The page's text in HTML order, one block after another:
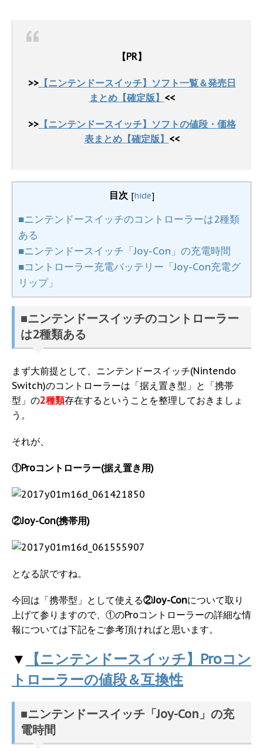
【PR】
>>【ニンテンドースイッチ】ソフト一覧＆発売日
まとめ【確定版】 <<
>>【ニンテンドースイッチ】ソフトの値段・価格
表まとめ【確定版】 <<
目次 [hide]
■ニンテンドースイッチのコントローラーは2種類
ある
■ニンテンドースイッチ「Joy-Con」の充電時間
■コントローラー充電バッテリー「Joy-Con充電グ
リップ」
■ニンテンドースイッチのコントローラー
は2種類ある
まず大前提として、ニンテンドースイッチ(Nintendo
Switch)のコントローラーは「据え置き型」と「携帯
型」の2種類存在するということを整理しておきましょ
う。
それが、
①Proコントローラー(据え置き用)
②Joy-Con(携帯用)
となる訳ですね。
今回は「携帯型」として使える②Joy-Conについて取り
上げて参りますので、①のProコントローラーの詳細な情
報については下記をご参考頂ければと思います。
▼
【ニンテンドースイッチ】Proコン
トローラーの値段＆互換性
■ニンテンドースイッチ「Joy-Con」の充
電時間